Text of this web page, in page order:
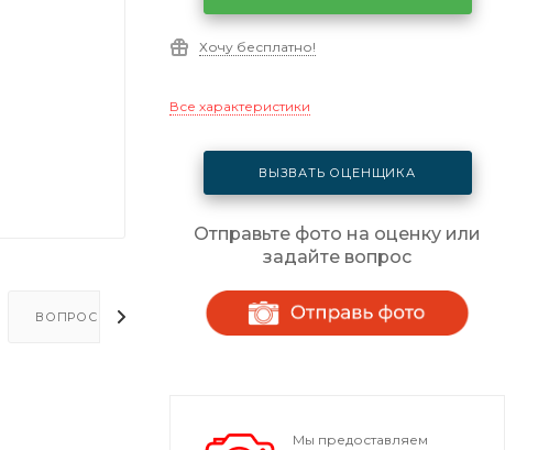
ВОПРОСЫ - ОТВЕТЫ
Хочу бесплатно!
Все характеристики
ВЫЗВАТЬ ОЦЕНЩИКА
Отправьте фото на оценку или
задайте вопрос
Мы предоставляем